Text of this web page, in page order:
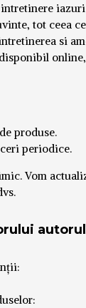
tot ceea
si
produse.
periodice.
Vom